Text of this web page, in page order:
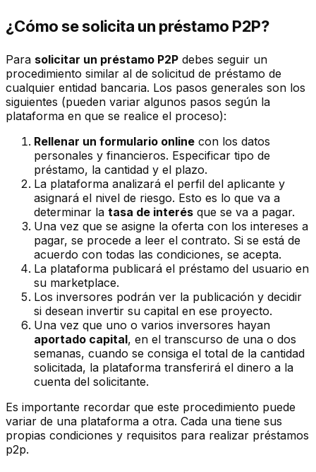
¿Cómo se solicita un préstamo P2P?
Para solicitar un préstamo P2P debes seguir un
procedimiento similar al de solicitud de préstamo de
cualquier entidad bancaria. Los pasos generales son los
siguientes (pueden variar algunos pasos según la
plataforma en que se realice el proceso):
Rellenar un formulario online con los datos
personales y financieros. Especificar tipo de
préstamo, la cantidad y el plazo.
La plataforma analizará el perfil del aplicante y
asignará el nivel de riesgo. Esto es lo que va a
determinar la tasa de interés que se va a pagar.
Una vez que se asigne la oferta con los intereses a
pagar, se procede a leer el contrato. Si se está de
acuerdo con todas las condiciones, se acepta.
La plataforma publicará el préstamo del usuario en
su marketplace.
Los inversores podrán ver la publicación y decidir
si desean invertir su capital en ese proyecto.
Una vez que uno o varios inversores hayan
aportado capital, en el transcurso de una o dos
semanas, cuando se consiga el total de la cantidad
solicitada, la plataforma transferirá el dinero a la
cuenta del solicitante.
Es importante recordar que este procedimiento puede
variar de una plataforma a otra. Cada una tiene sus
propias condiciones y requisitos para realizar préstamos
p2p.